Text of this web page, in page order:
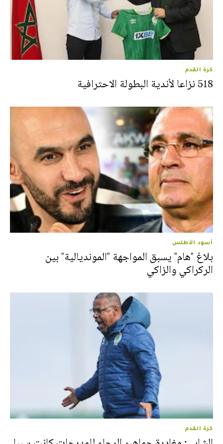
كرة القدم
518 نزاعا لأندية البطولة الاحترافية
أسود الأطلس
بلاغ "هام" يسبق المواجهة "المونديالية" بين
الركراكي والزاكي
كرة القدم